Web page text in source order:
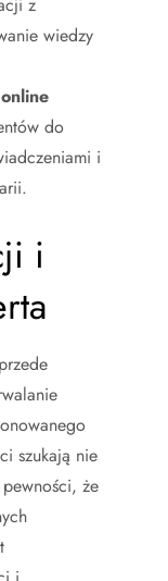
wiedzy
do
i
i
szukają nie
że